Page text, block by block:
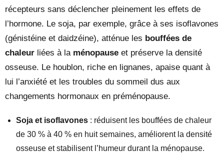
récepteurs sans déclencher pleinement les effets de
l’hormone. Le soja, par exemple, grâce à ses isoflavones
(génistéine et daidzéine), atténue les bouffées de
chaleur liées à la ménopause et préserve la densité
osseuse. Le houblon, riche en lignanes, apaise quant à
lui l’anxiété et les troubles du sommeil dus aux
changements hormonaux en préménopause.
Soja et isoflavones : réduisent les bouffées de chaleur
de 30 % à 40 % en huit semaines, améliorent la densité
osseuse et stabilisent l’humeur durant la ménopause.